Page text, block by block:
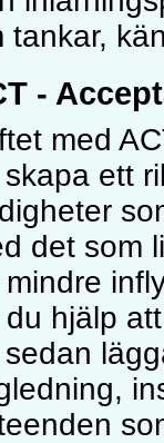
tankar,
-
med
ett
det som
hjälp